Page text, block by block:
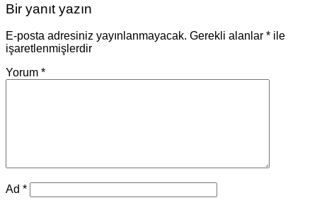
Bir yanıt yazın
E-posta adresiniz yayınlanmayacak. Gerekli alanlar * ile
işaretlenmişlerdir
Yorum *
Ad *